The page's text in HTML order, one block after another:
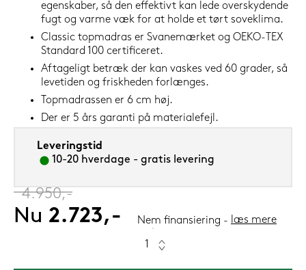
egenskaber, så den effektivt kan lede overskydende
fugt og varme væk for at holde et tørt soveklima.
Classic topmadras er Svanemærket og OEKO-TEX
Standard 100 certificeret.
Aftageligt betræk der kan vaskes ved 60 grader, så
levetiden og friskheden forlænges.
Topmadrassen er 6 cm høj.
Der er 5 års garanti på materialefejl.
Leveringstid
10-20 hverdage - gratis levering
‎4.950,-
Nu 2.723,- Nem finansiering læs mere